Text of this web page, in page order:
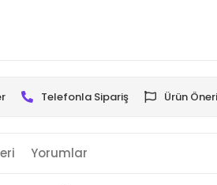
Telefonla Sipariş Ürün
Yorumlar